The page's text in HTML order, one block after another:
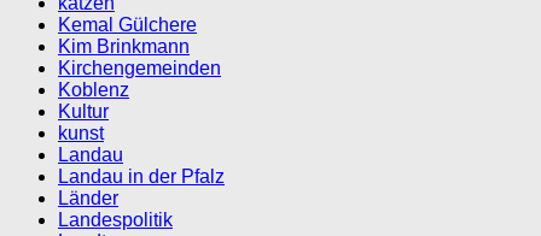
Kemal Gülchere
Kim Brinkmann
Kirchengemeinden
Koblenz
Kultur
kunst
Landau
Landau in der Pfalz
Länder
Landespolitik